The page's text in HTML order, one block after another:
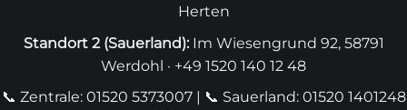
Herten
Standort 2 (Sauerland):Im Wiesengrund 92, 58791
Werdohl · +49 1520 140 12 48
📞 Zentrale: 01520 5373007| 📞 Sauerland: 01520 1401248